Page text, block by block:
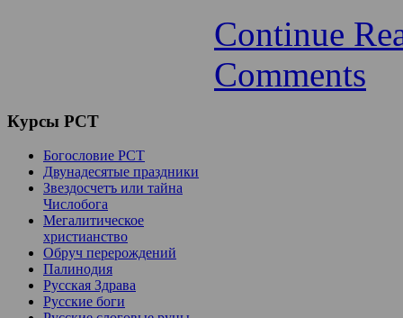
Continue
Comments
Курсы РСТ
Богословие РСТ
Двунадесятые праздники
Звездосчетъ или тайна
Числобога
Мегалитическое
христианство
Обруч перерождений
Палинодия
Русская Здрава
Русские боги